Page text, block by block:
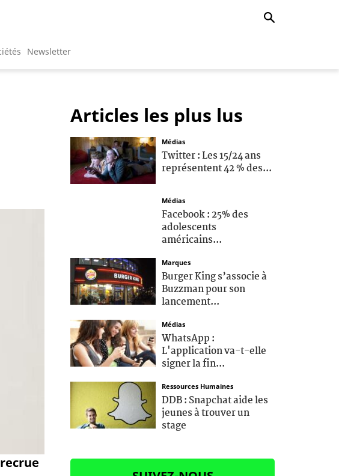
Newsletter
Articles les plus lus
Médias
Twitter : Les 15/24 ans
représentent 42 % des...
Médias
Facebook : 25% des
adolescents
américains...
Marques
Burger King s’associe à
Buzzman pour son
lancement...
Médias
WhatsApp :
L'application va-t-elle
signer la fin...
Ressources Humaines
DDB : Snapchat aide les
jeunes à trouver un
stage